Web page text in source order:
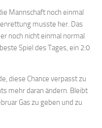
Mannschaft noch einmal
musste her. Das
noch nicht einmal normal
Spiel des Tages, ein 2:0
diese Chance verpasst zu
mehr daran ändern. Bleibt
Gas zu geben und zu